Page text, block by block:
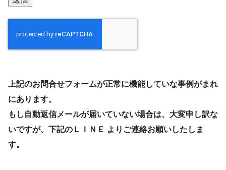
上記のお問合せフォームが正常に機能していな事例がまれ
にあります。
もし自動返信メールが届いていない場合は、大変申し訳な
いですが、下記のＬＩＮＥ よりご連絡お願いしたしま
す。